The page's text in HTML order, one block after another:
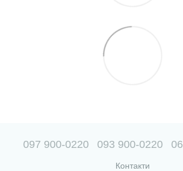
097 900-0220 093 900-0220
Контакти